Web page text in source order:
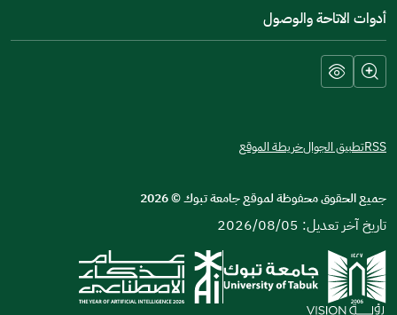
أدوات الاتاحة والوصول
RSSتطبيق الجوالخريطة الموقع
جميع الحقوق محفوظة لموقع جامعة تبوك©
2026
تاريخ آخر تعديل: 2026/08/05